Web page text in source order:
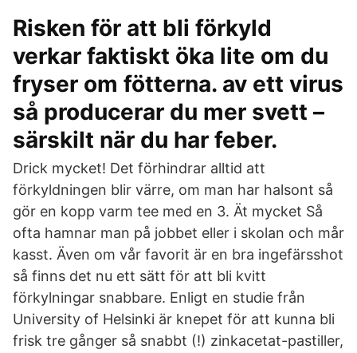
Risken för att bli förkyld
verkar faktiskt öka lite om du
fryser om fötterna. av ett virus
så producerar du mer svett –
särskilt när du har feber.
Drick mycket! Det förhindrar alltid att
förkyldningen blir värre, om man har halsont så
gör en kopp varm tee med en 3. Ät mycket Så
ofta hamnar man på jobbet eller i skolan och mår
kasst. Även om vår favorit är en bra ingefärsshot
så finns det nu ett sätt för att bli kvitt
förkylningar snabbare. Enligt en studie från
University of Helsinki är knepet för att kunna bli
frisk tre gånger så snabbt (!) zinkacetat-pastiller,